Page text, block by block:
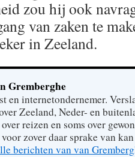
zou hij ook
van zaken te
in Zeeland.
Gremberghe
en internetondernemer.
Zeeland, Neder- en
reizen en soms over
zover daar sprake van
berichten van van